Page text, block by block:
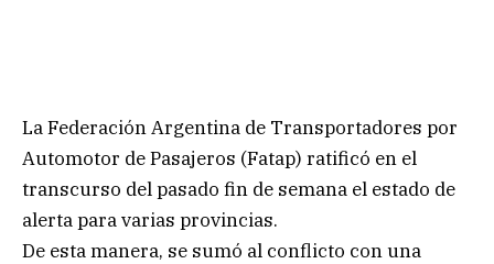
La Federación Argentina de Transportadores por
Automotor de Pasajeros (Fatap) ratificó en el
transcurso del pasado fin de semana el estado de
alerta para varias provincias.
De esta manera, se sumó al conflicto con una